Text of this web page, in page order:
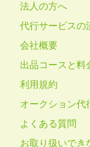
法人の方へ
代行サービスの
会社概要
出品コースと料
利用規約
オークション代
よくある質問
お取り扱いでき